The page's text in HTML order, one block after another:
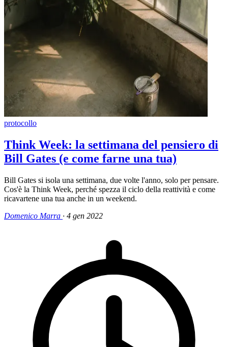
protocollo
Think Week: la settimana del pensiero di
Bill Gates (e come farne una tua)
Bill Gates si isola una settimana, due volte l'anno, solo per pensare.
Cos'è la Think Week, perché spezza il ciclo della reattività e come
ricavartene una tua anche in un weekend.
Domenico Marra · 4 gen 2022